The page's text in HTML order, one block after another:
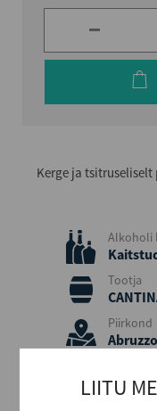
Kerge ja
Alkoholi
Tootja
Piirkond
Abruzzo
Itaalia
LIITU